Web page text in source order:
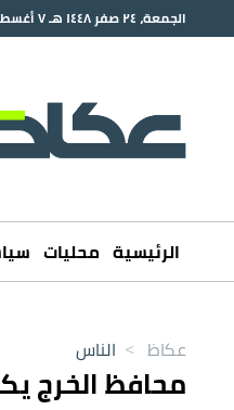
الجمعة، ٢٤ صفر ١٤٤٨ هـ ٧ أغسطس ٢٠٢٦ م
الرئيسية محليات
عكاظ > الناس
محافظ الخرج